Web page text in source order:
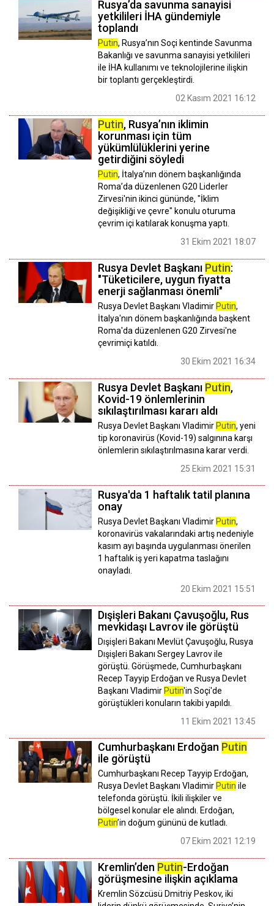
Rusya’da savunma sanayisi
yetkilileri İHA gündemiyle
toplandı
Putin, Rusya’nın Soçi kentinde Savunma
Bakanlığı ve savunma sanayisi yetkilileri
ile İHA kullanımı ve teknolojilerine ilişkin
bir toplantı gerçekleştirdi.
02 Kasım 2021 16:12
Putin, Rusya’nın iklimin
korunması için tüm
yükümlülüklerini yerine
getirdiğini söyledi
Putin, İtalya’nın dönem başkanlığında
Roma’da düzenlenen G20 Liderler
Zirvesi'nin ikinci gününde, "İklim
değişikliği ve çevre" konulu oturuma
çevrim içi katılarak konuşma yaptı.
31 Ekim 2021 18:07
Rusya Devlet Başkanı Putin:
"Tüketicilere, uygun fiyatta
enerji sağlanması önemli"
Rusya Devlet Başkanı Vladimir Putin,
İtalya'nın dönem başkanlığında başkent
Roma'da düzenlenen G20 Zirvesi'ne
çevrimiçi katıldı.
30 Ekim 2021 16:34
Rusya Devlet Başkanı Putin,
Kovid-19 önlemlerinin
sıkılaştırılması kararı aldı
Rusya Devlet Başkanı Vladimir Putin, yeni
tip koronavirüs (Kovid-19) salgınına karşı
önlemlerin sıkılaştırılmasına karar verdi.
25 Ekim 2021 15:31
Rusya'da 1 haftalık tatil planına
onay
Rusya Devlet Başkanı Vladimir Putin,
koronavirüs vakalarındaki artış nedeniyle
kasım ayı başında uygulanması önerilen
1 haftalık iş yeri kapatma taslağını
onayladı.
20 Ekim 2021 15:51
Dışişleri Bakanı Çavuşoğlu, Rus
mevkidaşı Lavrov ile görüştü
Dışişleri Bakanı Mevlüt Çavuşoğlu, Rusya
Dışişleri Bakanı Sergey Lavrov ile
görüştü. Görüşmede, Cumhurbaşkanı
Recep Tayyip Erdoğan ve Rusya Devlet
Başkanı VladimirPutin'in Soçi'de
görüştükleri konuların takibi yapıldı.
11 Ekim 2021 13:45
Cumhurbaşkanı Erdoğan Putin
ile görüştü
Cumhurbaşkanı Recep Tayyip Erdoğan,
Rusya Devlet Başkanı Vladimir Putin ile
telefonda görüştü. İkili ilişkiler ve
bölgesel konular ele alındı. Erdoğan,
Putin’in doğum gününü de kutladı.
07 Ekim 2021 12:19
Kremlin’den Putin-Erdoğan
görüşmesine ilişkin açıklama
Kremlin Sözcüsü Dmitriy Peskov, iki